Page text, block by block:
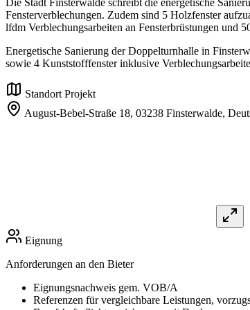
Die Stadt Finsterwalde schreibt die energetische
Fensterverblechungen. Zudem sind 5 Holzfenster
lfdm Verblechungsarbeiten an Fensterbrüstungen und
Energetische Sanierung der Doppelturnhalle in
sowie 4 Kunststofffenster inklusive
Standort Projekt
August-Bebel-Straße 18, 03238 Finsterwalde,
Eignung
Anforderungen an den Bieter
Eignungsnachweis gem. VOB/A
Referenzen für vergleichbare Leistungen,